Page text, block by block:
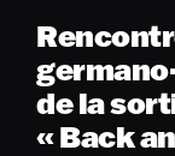
de la
« Back